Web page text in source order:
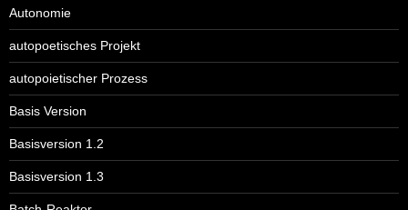
Autonomie
autopoetisches Projekt
autopoietischer Prozess
Basis Version
Basisversion 1.2
Basisversion 1.3